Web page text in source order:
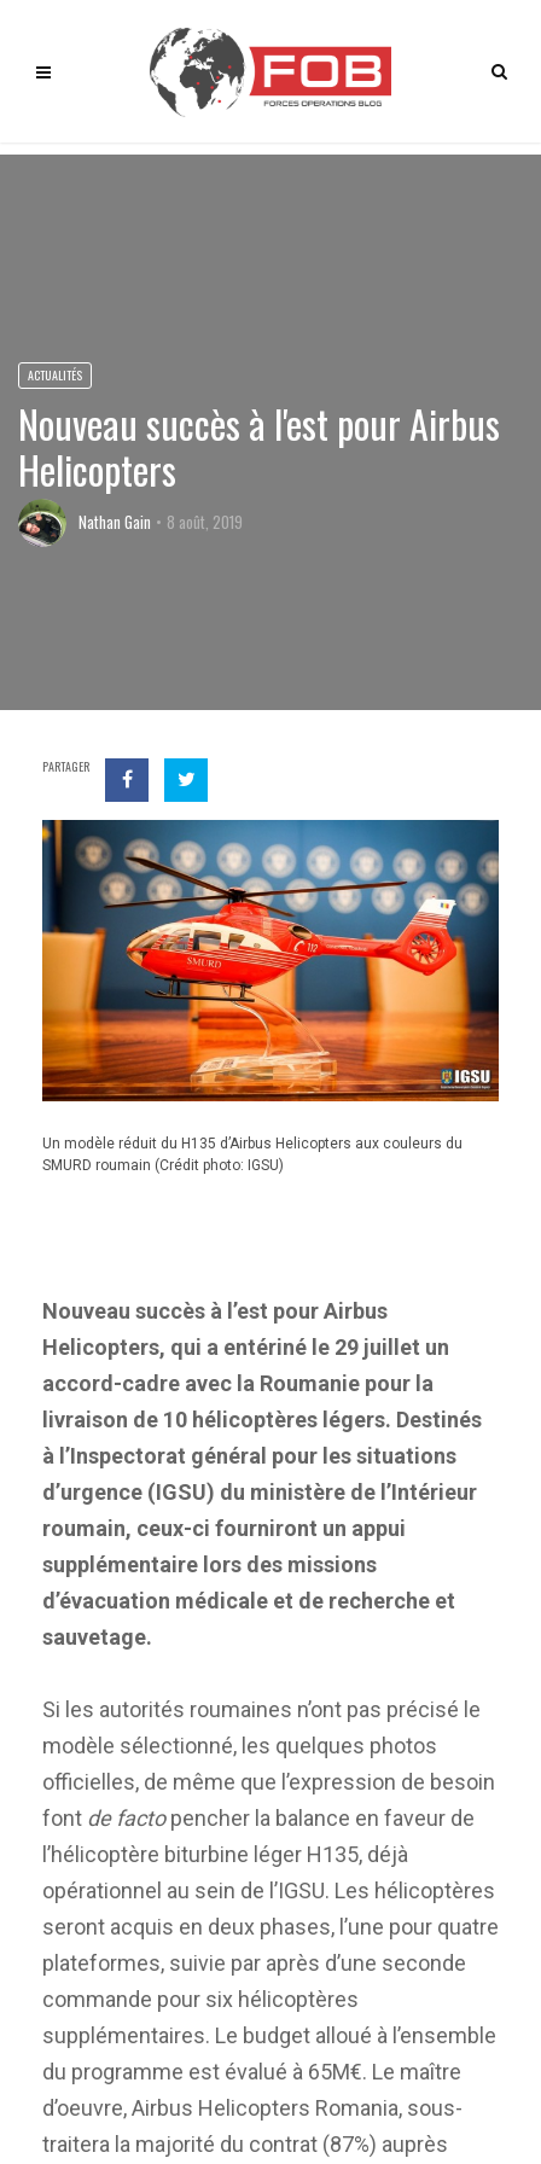
ACTUALITÉS
Nouveau succès à l'est pour Airbus
Helicopters
Nathan Gain 8 août, 2019
PARTAGER
Un modèle réduit du H135 d’Airbus Helicopters aux couleurs du
SMURD roumain (Crédit photo: IGSU)
Nouveau succès à l’est pour Airbus
Helicopters, qui a entériné le 29 juillet un
accord-cadre avec la Roumanie pour la
livraison de 10 hélicoptères légers. Destinés
à l’Inspectorat général pour les situations
d’urgence (IGSU) du ministère de l’Intérieur
roumain, ceux-ci fourniront un appui
supplémentaire lors des missions
d’évacuation médicale et de recherche et
sauvetage.
Si les autorités roumaines n’ont pas précisé le
modèle sélectionné, les quelques photos
officielles, de même que l’expression de besoin
font de factopencher la balance en faveur de
l’hélicoptère biturbine léger H135, déjà
opérationnel au sein de l’IGSU. Les hélicoptères
seront acquis en deux phases, l’une pour quatre
plateformes, suivie par après d’une seconde
commande pour six hélicoptères
supplémentaires. Le budget alloué à l’ensemble
du programme est évalué à 65M€. Le maître
d’oeuvre, Airbus Helicopters Romania, sous-
traitera la majorité du contrat (87%) auprès